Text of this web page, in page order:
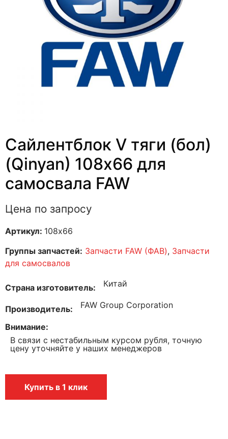
Сайлентблок V тяги (бол)
(Qinyan) 108х66 для
самосвала FAW
Цена по запросу
Артикул: 108х66
Группы запчастей: Запчасти FAW (ФАВ), Запчасти
для самосвалов
Страна изготовитель Китай
Производитель FAW Group Corporation
Внимание
В связи с нестабильным курсом рубля, точную
цену уточняйте у наших менеджеров
Купить в 1 клик